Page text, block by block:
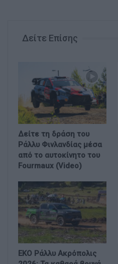
Δείτε Επίσης
Δείτε τη δράση του
Ράλλυ Φινλανδίας μέσα
από το αυτοκίνητο του
Fourmaux (Video)
EKO Ράλλυ Ακρόπολις